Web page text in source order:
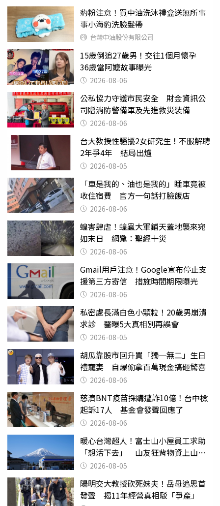
豹粉注意！買中油洗沐禮盒送無所事
事小海豹洗臉髮帶
台灣中油股份有限公司
15歲倒追27歲男！交往1個月懷孕
36歲當阿嬤故事曝光
2026-08-06
公私協力守護市民安全 財金資訊公
司贈消防警備車及先進救災裝備
2026-08-06
台大教授性騷擾2女研究生！不服解聘
2年爭4年 結局出爐
2026-08-05
「車是我的、油也是我的」睡車竟被
收住宿費 官方一句話打臉飯店
2026-08-06
蝗害肆虐！蝗蟲大軍鋪天蓋地襲來宛
如末日 網驚：聖經十災
2026-08-06
Gmail用戶注意！Google宣布停止支
援第三方寄信 措施時間期限曝光
2026-08-06
私密處長滿白色小顆粒！20歲男崩潰
求診 醫曝5大真相別再誤會
2026-08-05
胡瓜靠股市回升買「獨一無二」生日
禮寵妻 自爆偷拿百萬現金搞砸驚喜
2026-08-06
慈濟BNT疫苗採購遭詐10億！台中檢
起訴17人 基金會發聲回應了
2026-08-06
暖心台灣超人！富士山小屋員工求助
「想活下去」 山友狂背物資上山：
台灣真的是寶島
2026-08-05
陽明交大教授砍死妹夫！岳母追思首
發聲 揭11年經營真相駁「爭產」